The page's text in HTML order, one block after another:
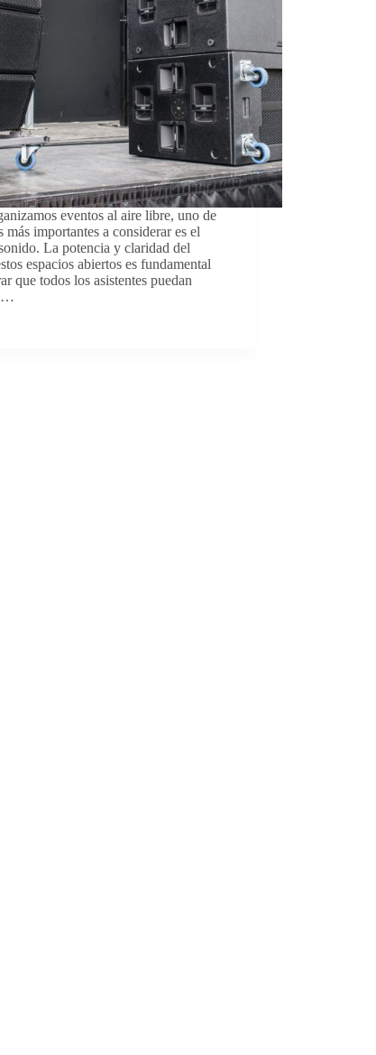
eventos al aire libre, uno de
más importantes a considerar es el
La potencia y claridad del
espacios abiertos es fundamental
que todos los asistentes puedan